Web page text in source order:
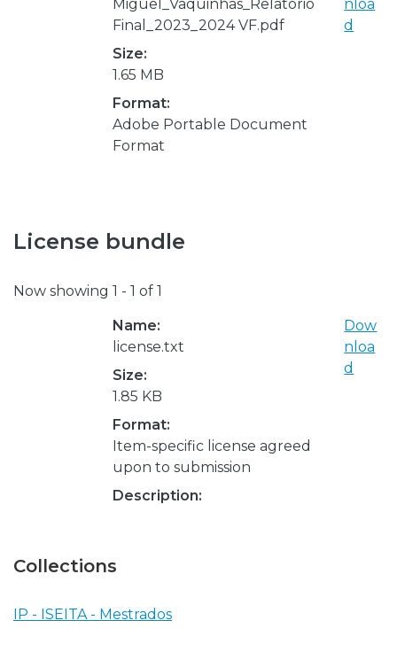
Miguel_Vaquinhas_Relatório
Final_2023_2024 VF.pdf
Size:
1.65 MB
Format:
Adobe Portable Document
Format
nloa
d
License bundle
Now showing 1 - 1 of 1
Name:
license.txt
Size:
1.85 KB
Format:
Item-specific license agreed
upon to submission
Description:
Dow
nloa
d
Collections
IP - ISEITA - Mestrados